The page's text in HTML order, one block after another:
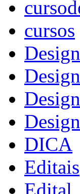
cursos
DICA
Editais